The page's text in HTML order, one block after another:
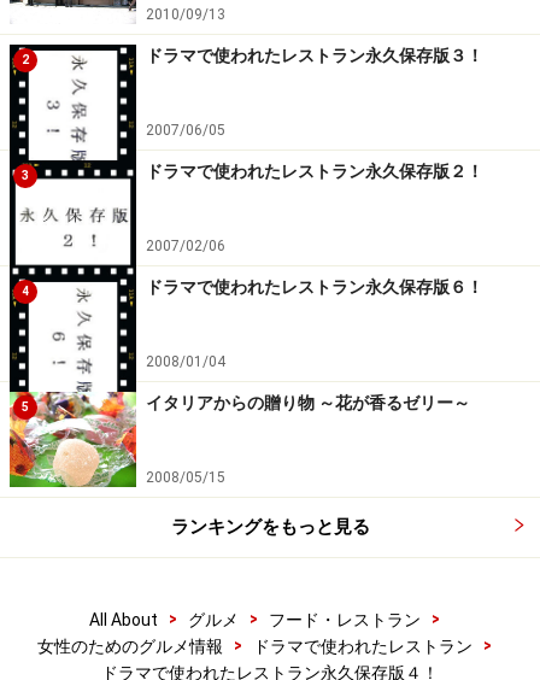
2010/09/13
2 ドラマで使われたレストラン永久保存版３！
2007/06/05
3 ドラマで使われたレストラン永久保存版２！
2007/02/06
4 ドラマで使われたレストラン永久保存版６！
2008/01/04
5 イタリアからの贈り物 ～花が香るゼリー～
2008/05/15
ランキングをもっと見る
All About > グルメ > フード・レストラン
>
女性のためのグルメ情報
> ドラマで使われたレストラン
>
ドラマで使われたレストラン永久保存版４！